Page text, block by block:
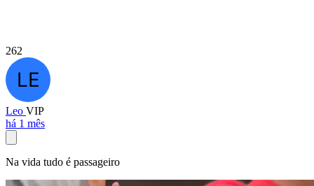
262
Leo VIP
há 1 mês
Na vida tudo é passageiro